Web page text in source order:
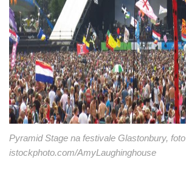
Pyramid Stage na festivale Glastonbury, foto
istockphoto.com/AmyLaughinghouse